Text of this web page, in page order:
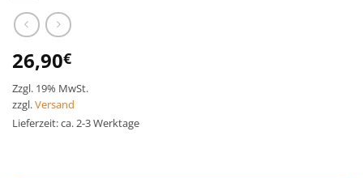
26,90€
Zzgl. 19% MwSt.
zzgl.Versand
Lieferzeit: ca. 2-3 Werktage